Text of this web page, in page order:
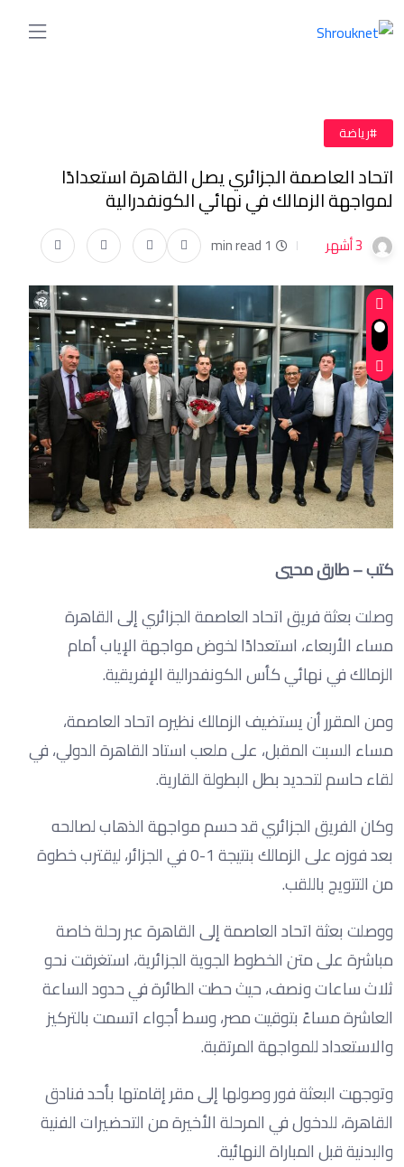
#رياضة
اتحاد العاصمة الجزائري يصل القاهرة استعدادًا
لمواجهة الزمالك في نهائي الكونفدرالية
3 أشهر 1 min read
كتب – طارق محيي
وصلت بعثة فريق اتحاد العاصمة الجزائري إلى القاهرة
مساء الأربعاء، استعدادًا لخوض مواجهة الإياب أمام
الزمالك في نهائي كأس الكونفدرالية الإفريقية.
ومن المقرر أن يستضيف الزمالك نظيره اتحاد العاصمة،
مساء السبت المقبل، على ملعب استاد القاهرة الدولي، في
لقاء حاسم لتحديد بطل البطولة القارية.
وكان الفريق الجزائري قد حسم مواجهة الذهاب لصالحه
بعد فوزه على الزمالك بنتيجة 1-0 في الجزائر، ليقترب خطوة
من التتويج باللقب.
ووصلت بعثة اتحاد العاصمة إلى القاهرة عبر رحلة خاصة
مباشرة على متن الخطوط الجوية الجزائرية، استغرقت نحو
ثلاث ساعات ونصف، حيث حطت الطائرة في حدود الساعة
العاشرة مساءً بتوقيت مصر، وسط أجواء اتسمت بالتركيز
والاستعداد للمواجهة المرتقبة.
وتوجهت البعثة فور وصولها إلى مقر إقامتها بأحد فنادق
القاهرة، للدخول في المرحلة الأخيرة من التحضيرات الفنية
والبدنية قبل المباراة النهائية.